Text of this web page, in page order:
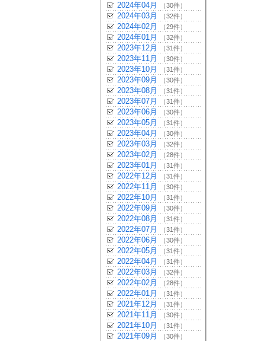
2024年04月 （30件）
2024年03月 （32件）
2024年02月 （29件）
2024年01月 （32件）
2023年12月 （31件）
2023年11月 （30件）
2023年10月 （31件）
2023年09月 （30件）
2023年08月 （31件）
2023年07月 （31件）
2023年06月 （30件）
2023年05月 （31件）
2023年04月 （30件）
2023年03月 （32件）
2023年02月 （28件）
2023年01月 （31件）
2022年12月 （31件）
2022年11月 （30件）
2022年10月 （31件）
2022年09月 （30件）
2022年08月 （31件）
2022年07月 （31件）
2022年06月 （30件）
2022年05月 （31件）
2022年04月 （31件）
2022年03月 （32件）
2022年02月 （28件）
2022年01月 （31件）
2021年12月 （31件）
2021年11月 （30件）
2021年10月 （31件）
2021年09月 （30件）